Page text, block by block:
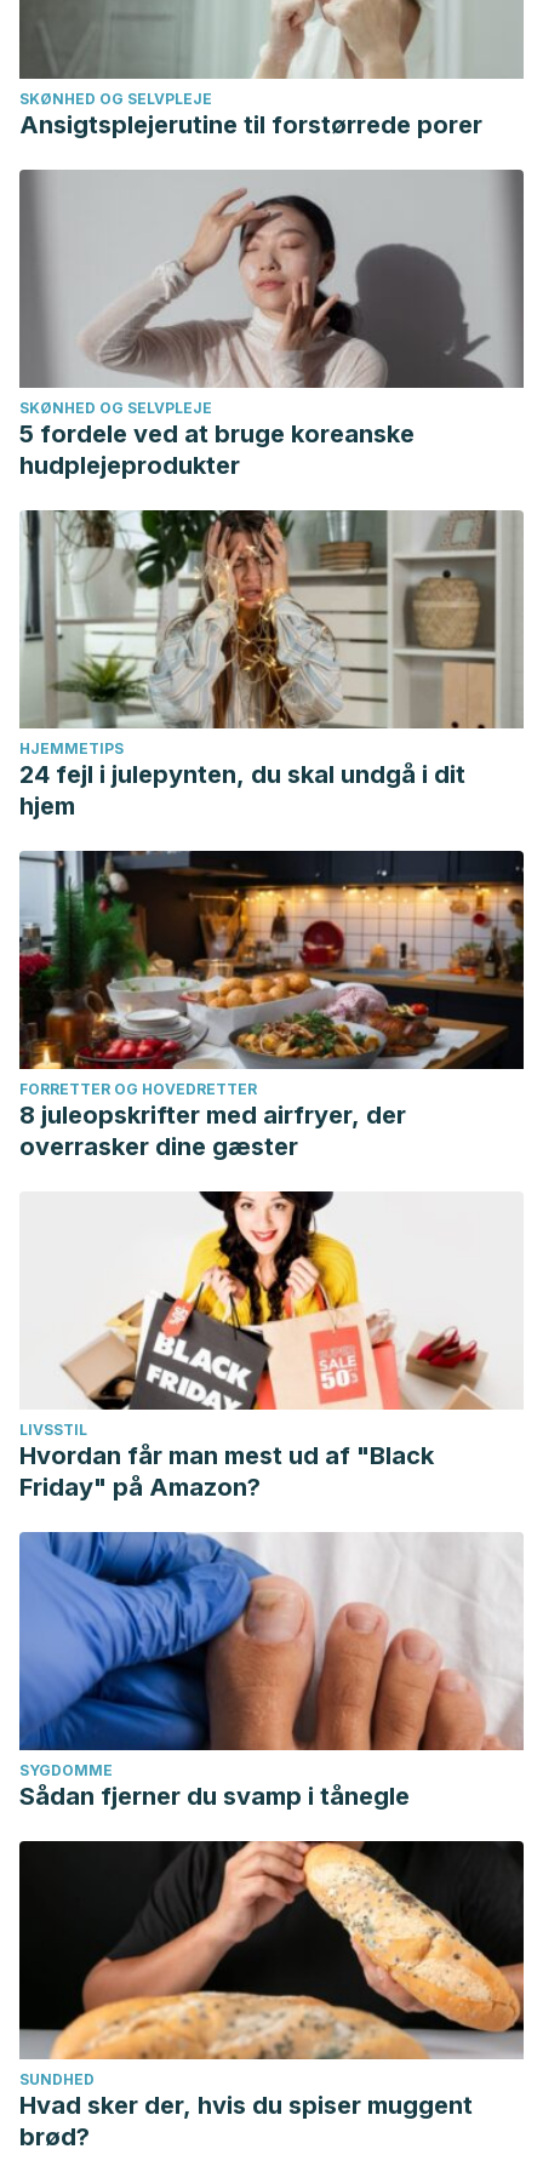
de un caso clínico. Arch. Pediatr. Urug. [Internet]. 2007
Mar [citado 2022 Nov 02] ; 78( 1 ): 35-40. Disponible en:
http://www.scielo.edu.uy/scielo.php?
script=sci_arttext&pid=S1688-
12492007000100007&lng=es.
Machado-Alba J, et al. Reacción de anafilaxia grave por
dipirona sin antecedente de hipersensibilidad. Informe de
caso. Revista Colombiana de Anestesiología 2017;45(S1):8-
11. Disponible en: https://www.elsevier.es/es-revista-
revista-colombiana-anestesiologia-341-articulo-reaccion-
anafilaxia-grave-por-dipirona-S012033471600006X.
SKØNHED OG SELVPLEJE
Ansigtsplejerutine til forstørrede porer
SKØNHED OG SELVPLEJE
5 fordele ved at bruge koreanske
hudplejeprodukter
HJEMMETIPS
24 fejl i julepynten, du skal undgå i dit
hjem
FORRETTER OG HOVEDRETTER
8 juleopskrifter med airfryer, der
overrasker dine gæster
LIVSSTIL
Hvordan får man mest ud af "Black
Friday" på Amazon?
SYGDOMME
Sådan fjerner du svamp i tånegle
SUNDHED
Hvad sker der, hvis du spiser muggent
brød?